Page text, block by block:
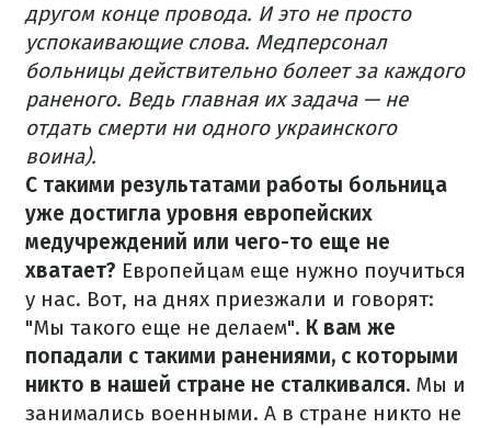
другом конце провода. И это не просто
успокаивающие слова. Медперсонал
больницы действительно болеет за каждого
раненого. Ведь главная их задача — не
отдать смерти ни одного украинского
воина).
С такими результатами работы больница
уже достигла уровня европейских
медучреждений или чего-то еще не
хватает? Европейцам еще нужно поучиться
у нас. Вот, на днях приезжали и говорят:
"Мы такого еще не делаем". К вам же
попадали с такими ранениями, с которыми
никто в нашей стране не сталкивался. Мы и
занимались военными. А в стране никто не